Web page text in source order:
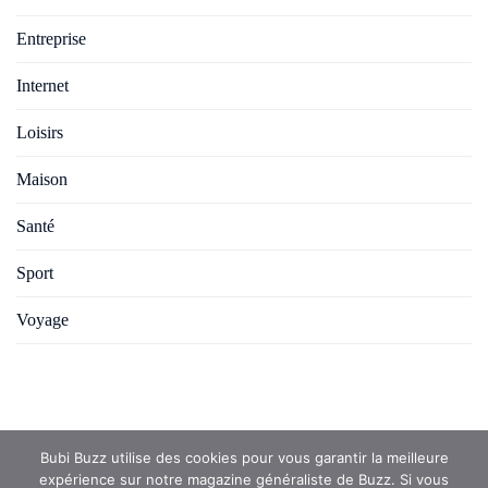
Entreprise
Internet
Loisirs
Maison
Santé
Sport
Voyage
Bubi Buzz utilise des cookies pour vous garantir la meilleure
expérience sur notre magazine généraliste de Buzz. Si vous